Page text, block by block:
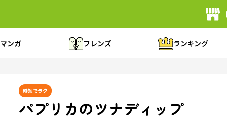
マンガ フレンズ ランキング
時短でラク
パプリカのツナディップ